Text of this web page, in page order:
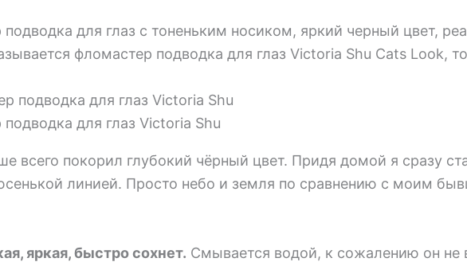
для глаз с тоненьким носиком, яркий черный цвет,
фломастер подводка для глаз Victoria Shu Cats Look,
для глаз Victoria Shu
всего покорил глубокий чёрный цвет. Придя домой я сразу
линией. Просто небо и земля по сравнению с моим
яркая, быстро сохнет. Смывается водой, к сожалению он не